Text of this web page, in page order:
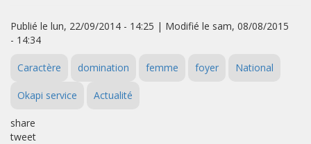
Publié le lun, 22/09/2014 - 14:25 | Modifié le sam, 08/08/2015
- 14:34
Caractère domination femme foyer National
Okapi service Actualité
share
tweet